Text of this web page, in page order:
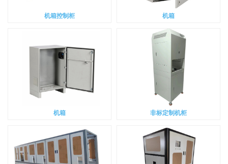
机箱控制柜 机箱
机箱 非标定制机柜